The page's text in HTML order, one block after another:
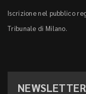
Iscrizione nel pubblico
Tribunale di Milano.
NEWSLETTER